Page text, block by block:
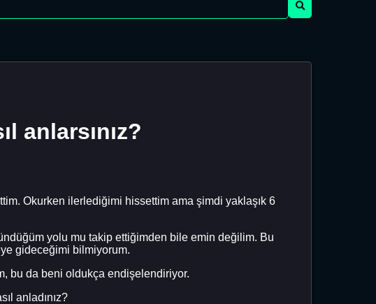
anlarsınız?
Okurken ilerlediğimi hissettim ama şimdi yaklaşık 6
yolu mu takip ettiğimden bile emin değilim. Bu
gideceğimi bilmiyorum.
bu da beni oldukça endişelendiriyor.
anladınız?